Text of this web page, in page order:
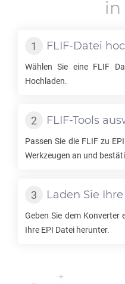
in
FLIF-Datei
Wählen Sie eine FLIF
Hochladen.
FLIF-Tools
Passen Sie die FLIFzu EPI
Werkzeugen an und
Laden Sie Ihre
Geben Sie dem Konverter
Ihre EPI Datei herunter.